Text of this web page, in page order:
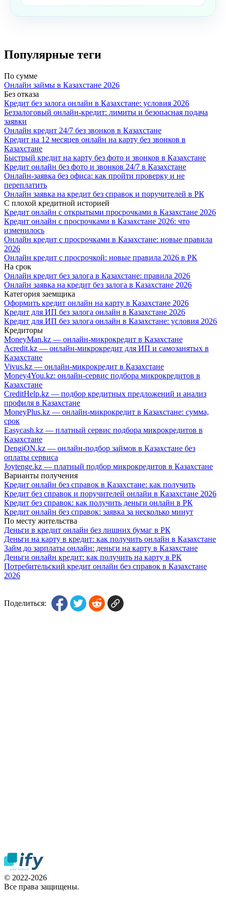
Популярные теги
По сумме
Онлайн займы в Казахстане 2026
Без отказа
Кредит без залога онлайн в Казахстане: условия 2026
Беззалоговый онлайн-кредит: лимиты и безопасная подача
заявки
Онлайн кредит 24/7 без звонков в Казахстане
Кредит на 12 месяцев онлайн на карту без звонков в
Казахстане
Быстрый кредит на карту без фото и звонков в Казахстане
Кредит онлайн без фото и звонков 24/7 в Казахстане
Онлайн-заявка без офиса: как пройти проверку и не
переплатить
Онлайн заявка на кредит без справок и поручителей в РК
С плохой кредитной историей
Кредит онлайн с открытыми просрочками в Казахстане 2026
Кредит онлайн с просрочками в Казахстане 2026: что
изменилось
Онлайн кредит с просрочками в Казахстане: новые правила
2026
Онлайн кредит с просрочкой: новые правила 2026 в РК
На срок
Онлайн кредит без залога в Казахстане: правила 2026
Онлайн заявка на кредит без залога в Казахстане 2026
Категория заемщика
Оформить кредит онлайн на карту в Казахстане 2026
Кредит для ИП без залога онлайн в Казахстане 2026
Кредит для ИП без залога онлайн в Казахстане: условия 2026
Кредиторы
MoneyMan.kz — онлайн-микрокредит в Казахстане
Acredit.kz — онлайн-микрокредит для ИП и самозанятых в
Казахстане
Vivus.kz — онлайн-микрокредит в Казахстане
Money4You.kz: онлайн-сервис подбора микрокредитов в
Казахстане
CreditHelp.kz — подбор кредитных предложений и анализ
профиля в Казахстане
MoneyPlus.kz — онлайн-микрокредит в Казахстане: сумма,
срок
Easycash.kz — платный сервис подбора микрокредитов в
Казахстане
DengiON.kz — онлайн-подбор займов в Казахстане без
оплаты сервиса
Joytenge.kz — платный подбор микрокредитов в Казахстане
Варианты получения
Кредит онлайн без справок в Казахстане: как получить
Кредит без справок и поручителей онлайн в Казахстане 2026
Кредит без справок: как получить деньги онлайн в РК
Кредит онлайн без справок: заявка за несколько минут
По месту жительства
Деньги в кредит онлайн без лишних бумаг в РК
Деньги на карту в кредит: как получить онлайн в Казахстане
Займ до зарплаты онлайн: деньги на карту в Казахстане
Деньги онлайн кредит: как получить на карту в РК
Потребительский кредит онлайн без справок в Казахстане
2026
Поделиться:
© 2022-2026
Все права защищены.